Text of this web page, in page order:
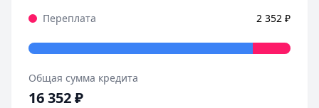
Переплата
2 352 ₽
Общая сумма кредита
16 352₽